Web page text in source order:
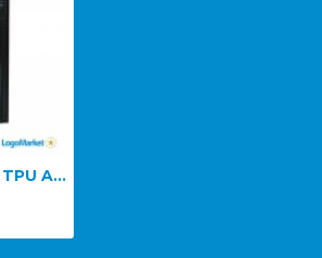
3D Deri Notluk - TPU ARMALI